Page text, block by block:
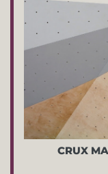
CRUX